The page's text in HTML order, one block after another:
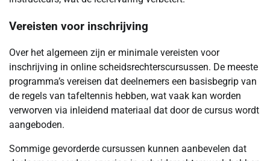
Vereisten voor inschrijving
Over het algemeen zijn er minimale vereisten voor
inschrijving in online scheidsrechterscursussen. De meeste
programma’s vereisen dat deelnemers een basisbegrip van
de regels van tafeltennis hebben, wat vaak kan worden
verworven via inleidend materiaal dat door de cursus wordt
aangeboden.
Sommige gevorderde cursussen kunnen aanbevelen dat